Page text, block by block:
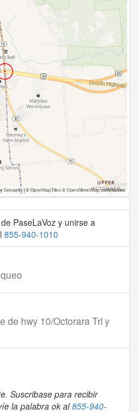
PaseLaVoz y unirse a
855-940-1010
de hwy 10/Octorara Trl y
Suscribase para recibir
la palabra ok al855-940-